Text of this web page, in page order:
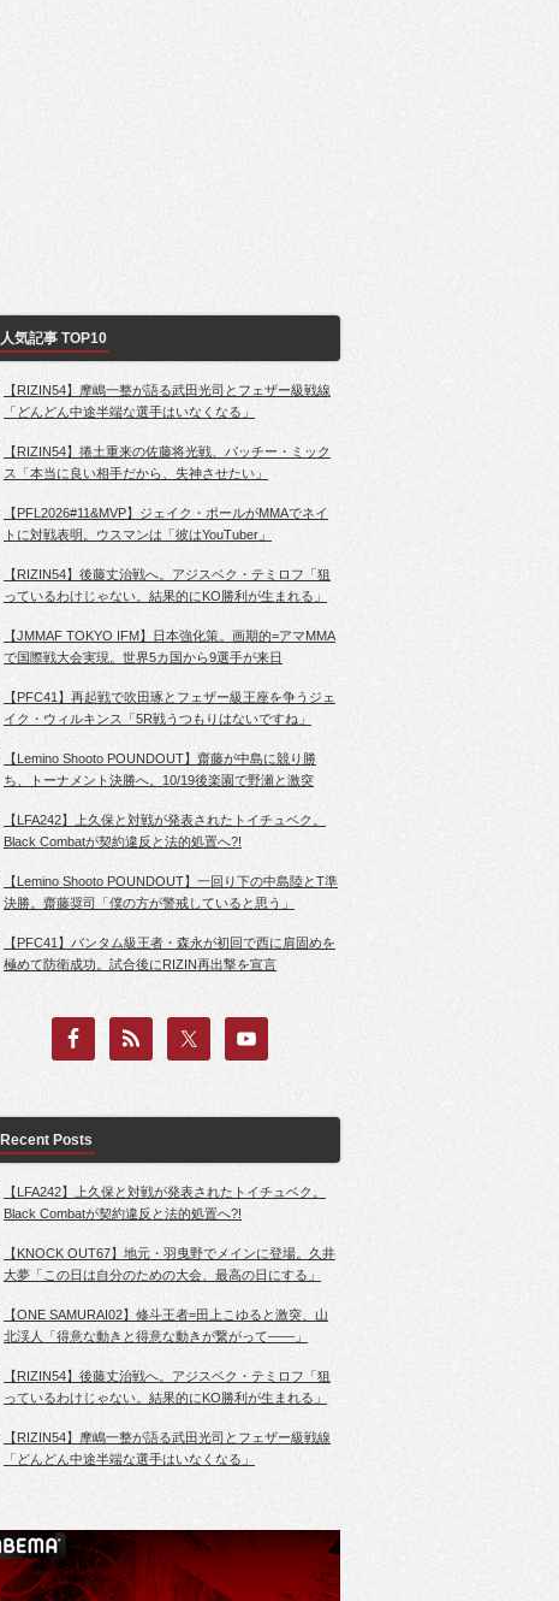
人気記事 TOP10
【RIZIN54】摩嶋一整が語る武田光司とフェザー級戦線
「どんどん中途半端な選手はいなくなる」
【RIZIN54】捲土重来の佐藤将光戦、パッチー・ミック
ス「本当に良い相手だから、失神させたい」
【PFL2026#11&MVP】ジェイク・ポールがMMAでネイ
トに対戦表明。ウスマンは「彼はYouTuber」
【RIZIN54】後藤丈治戦へ。アジスベク・テミロフ「狙
っているわけじゃない。結果的にKO勝利が生まれる」
【JMMAF TOKYO IFM】日本強化策。画期的=アマMMA
で国際戦大会実現。世界5カ国から9選手が来日
【PFC41】再起戦で吹田琢とフェザー級王座を争うジェ
イク・ウィルキンス「5R戦うつもりはないですね」
【Lemino Shooto POUNDOUT】齋藤が中島に競り勝
ち、トーナメント決勝へ。10/19後楽園で野瀬と激突
【LFA242】上久保と対戦が発表されたトイチュベク。
Black Combatが契約違反と法的処置へ?!
【Lemino Shooto POUNDOUT】一回り下の中島陸とT準
決勝。齋藤奨司「僕の方が警戒していると思う」
【PFC41】バンタム級王者・森永が初回で西に肩固めを
極めて防衛成功。試合後にRIZIN再出撃を宣言
Recent Posts
【LFA242】上久保と対戦が発表されたトイチュベク。
Black Combatが契約違反と法的処置へ?!
【KNOCK OUT67】地元・羽曳野でメインに登場。久井
大夢「この日は自分のための大会、最高の日にする」
【ONE SAMURAI02】修斗王者=田上こゆると激突、山
北渓人「得意な動きと得意な動きが繋がって――」
【RIZIN54】後藤丈治戦へ。アジスベク・テミロフ「狙
っているわけじゃない。結果的にKO勝利が生まれる」
【RIZIN54】摩嶋一整が語る武田光司とフェザー級戦線
「どんどん中途半端な選手はいなくなる」